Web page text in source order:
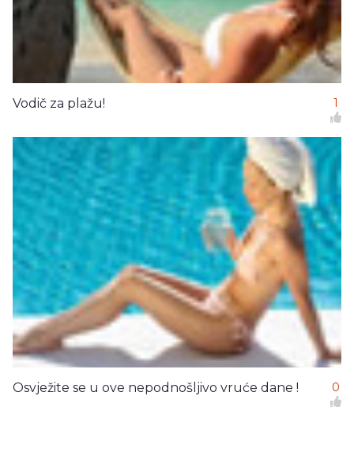
Vodič za plažu! 1
Osvježite se u ove nepodnošljivo vruće dane ! 0